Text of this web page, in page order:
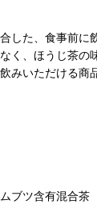
した、食事前に
く、ほうじ茶の
みいただける商
ブツ含有混合茶